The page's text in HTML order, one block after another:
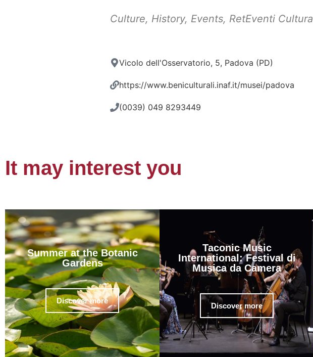
Culture, History, Events, RetEventi Cultura
Vicolo dell'Osservatorio, 5, Padova (PD)
https://www.beniculturali.inaf.it/musei/padova
(0039) 049 8293449
It may interest you
Summer at the Botanic
Gardens
Discover more
Taconic Music
International: Festival di
Musica da Camera
Discover more